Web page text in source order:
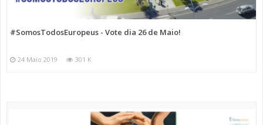
#SomosTodosEuropeus - Vote dia 26 de Maio!
24 Maio 2019 301 K